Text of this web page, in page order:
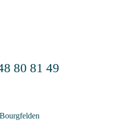
80 81 49